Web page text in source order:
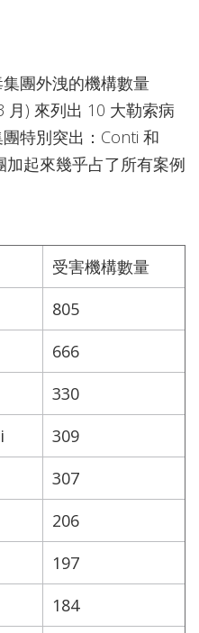
團外洩的機構數量
月) 來列出 10 大勒索病
特別突出：Conti 和
起來幾乎占了所有案例
受害機構數量
805
666
330
309
307
206
197
184